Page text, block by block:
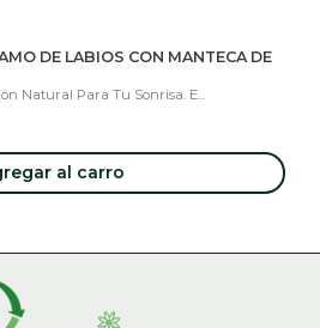
DE LABIOS CON MANTECA DE
Natural Para Tu Sonrisa. E...
al carro